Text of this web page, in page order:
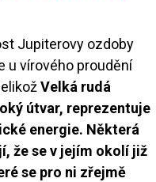
Jupiterovy ozdoby
u vírového proudění
Velká rudá
útvar, reprezentuje
energie. Některá
že se v jejím okolí již
se pro ni zřejmě